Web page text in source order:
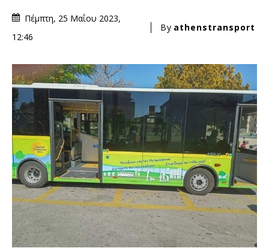
Πέμπτη, 25 Μαΐου 2023,
12:46
By athenstransport